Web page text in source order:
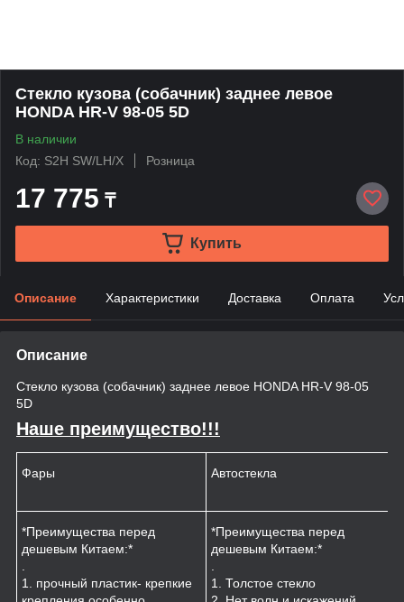
Стекло кузова (собачник) заднее левое
HONDA HR-V 98-05 5D
В наличии
Код: S2H SW/LH/X
Розница
17 775 ₸
Купить
Описание Характеристики Доставка Оплата
Описание
Стекло кузова (собачник) заднее левое HONDA HR-V 98-05
5D
Наше преимущество!!!
Фары Автостекла
*Преимущества перед
дешевым Китаем:*
.
1. прочный пластик- крепкие
*Преимущества перед
дешевым Китаем:*
.
1. Толстое стекло